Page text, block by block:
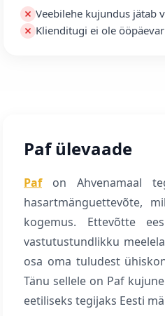
Veebilehe kujundus jätab
Klienditugi ei ole
Paf ülevaade
Pafon Ahvenamaal
hasartmänguettevõte,
kogemus. Ettevõtte
vastutustundlikku
osa oma tuludest
Tänu sellele on Paf
eetiliseks tegijaks Eesti